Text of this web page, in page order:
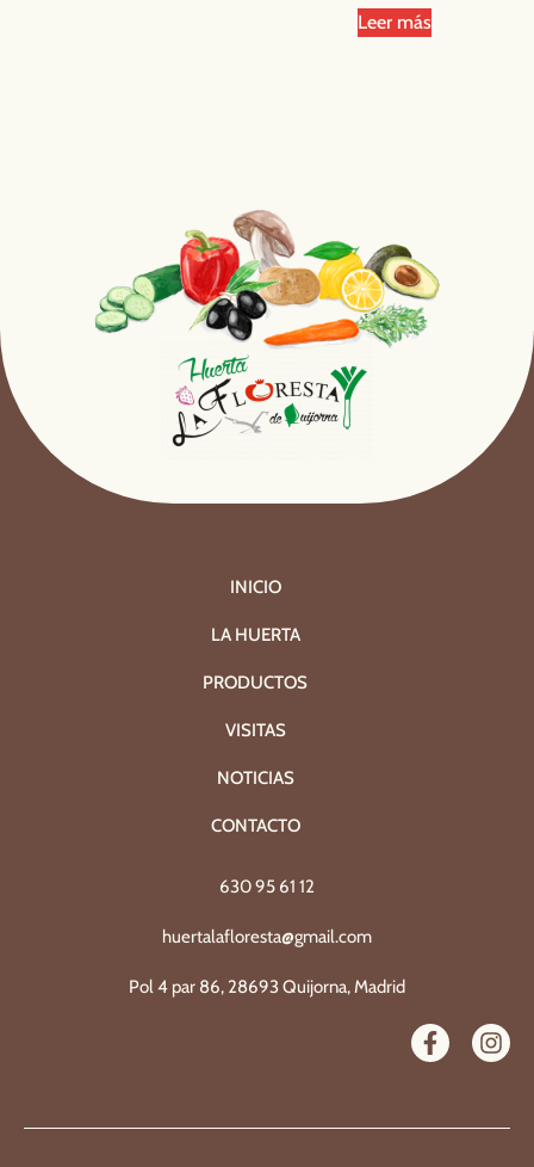
Leer más
INICIO
LA HUERTA
PRODUCTOS
VISITAS
NOTICIAS
CONTACTO
630 95 61 12
huertalafloresta@gmail.com
Pol 4 par 86, 28693 Quijorna, Madrid